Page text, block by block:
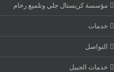
مؤسسة كريستال جلي وتلميع رخام
خدمات
التواصل
خدمات الجبيل